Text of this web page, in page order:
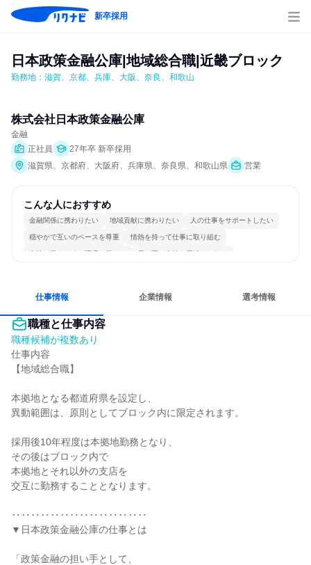
新卒採用
日本政策金融公庫|地域総合職|近畿ブロック
勤務地：滋賀、京都、兵庫、大阪、奈良、和歌山
株式会社日本政策金融公庫
金融
正社員
27年卒 新卒採用
滋賀県、京都府、大阪府、兵庫県、奈良県、和歌山県
営業
こんな人におすすめ
金融関係に携わりたい 地域貢献に携わりたい 人の仕事をサポートしたい
穏やかで互いのペースを尊重 情熱を持って仕事に取り組む
女性が働きやすい環境で働ける 長く同じ会社に居続けられる
仕事情報 企業情報 選考情報
職種と仕事内容
職種候補が複数あり
仕事内容
【地域総合職】
本拠地となる都道府県を設定し、
異動範囲は、原則としてブロック内に限定されます。
採用後10年程度は本拠地勤務となり、
その後はブロック内で
本拠地とそれ以外の支店を
交互に勤務することとなります。
‥‥‥‥‥‥‥‥‥‥‥‥‥‥
▼日本政策金融公庫の仕事とは
「政策金融の担い手として、